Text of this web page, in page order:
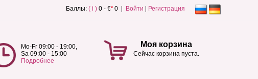
Баллы: ( i ) 0 - €*0 | Войти Регистрация
Mo-Fr 09:00 - 19:00,
Sa 09:00 - 15:00
Подробнее
Моя корзина
Сейчас корзина пуста.